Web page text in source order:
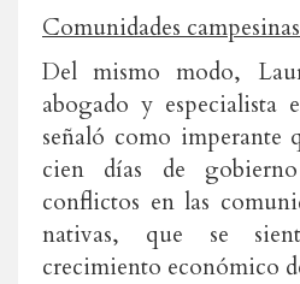
Comunidades
Del mismo modo,
abogado y especialista
señaló como imperante
cien días de
conflictos en las
nativas, que se
crecimiento económico